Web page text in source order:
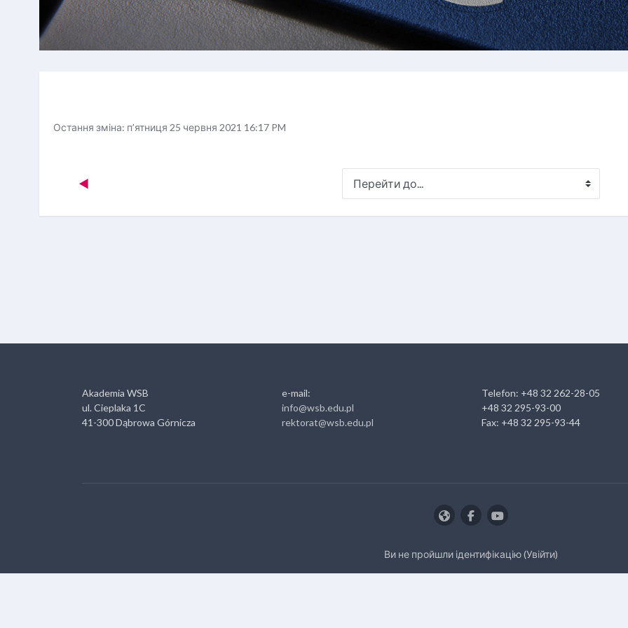
Остання зміна: пʼятниця 25 червня 2021 16:17 PM
◀︎ Перейти до...
Akademia WSB
ul. Cieplaka 1C
41-300 Dąbrowa Górnicza
e-mail:
info@wsb.edu.pl
rektorat@wsb.edu.pl
Telefon: +48 32 262-28-05
+48 32 295-93-00
Fax: +48 32 295-93-44
Ви не пройшли ідентифікацію (Увійти)